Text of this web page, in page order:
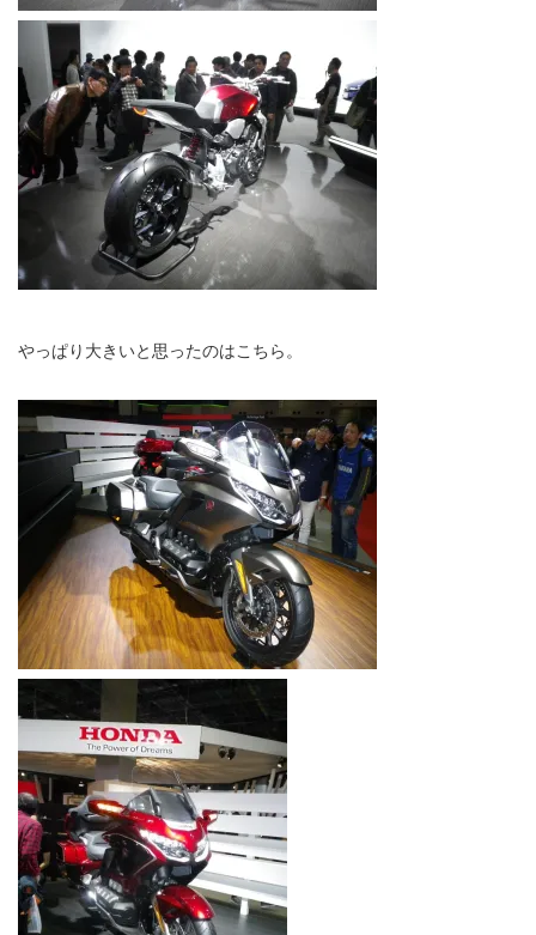
やっぱり大きいと思ったのはこちら。